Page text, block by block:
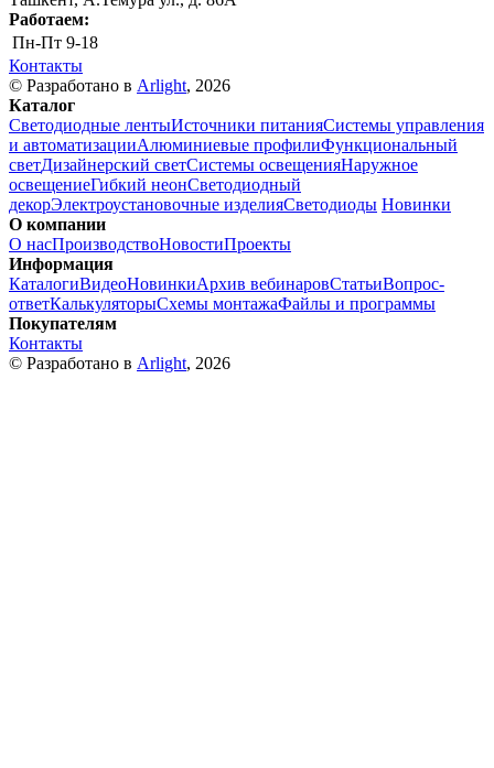
Работаем:
Пн-Пт 9-18
Контакты
© Разработано в Arlight, 2026
Каталог
Светодиодные лентыИсточники питанияСистемы управления
и автоматизацииАлюминиевые профилиФункциональный
светДизайнерский светСистемы освещенияНаружное
освещениеГибкий неонСветодиодный
декорЭлектроустановочные изделияСветодиоды Новинки
О компании
О насПроизводствоНовостиПроекты
Информация
КаталогиВидеоНовинкиАрхив вебинаровСтатьиВопрос-
ответКалькуляторыСхемы монтажаФайлы и программы
Покупателям
Контакты
© Разработано в Arlight, 2026